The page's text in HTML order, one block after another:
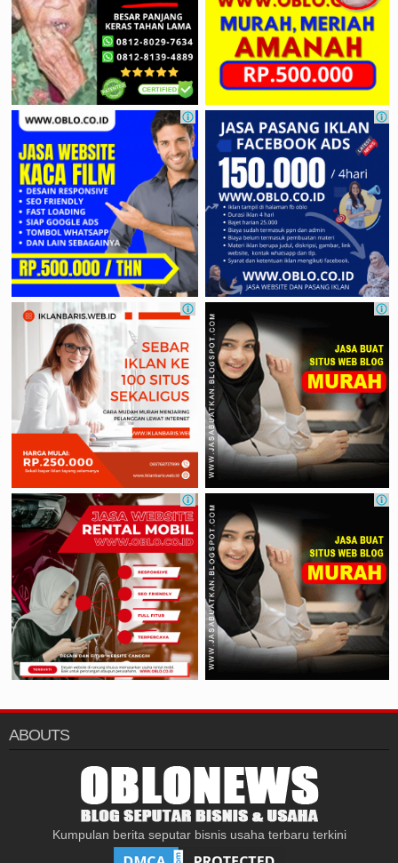
ABOUTS
Kumpulan berita seputar bisnis usaha terbaru terkini